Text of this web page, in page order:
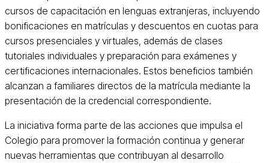
cursos de capacitación en lenguas extranjeras, incluyendo
bonificaciones en matrículas y descuentos en cuotas para
cursos presenciales y virtuales, además de clases
tutoriales individuales y preparación para exámenes y
certificaciones internacionales. Estos beneficios también
alcanzan a familiares directos de la matrícula mediante la
presentación de la credencial correspondiente.
La iniciativa forma parte de las acciones que impulsa el
Colegio para promover la formación continua y generar
nuevas herramientas que contribuyan al desarrollo